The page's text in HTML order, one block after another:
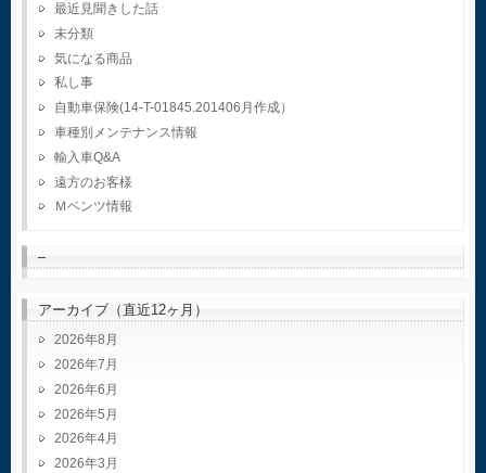
最近見聞きした話
未分類
気になる商品
私し事
自動車保険(14-T-01845.201406月作成）
車種別メンテナンス情報
輸入車Q&A
遠方のお客様
Ｍベンツ情報
–
アーカイブ（直近12ヶ月）
2026年8月
2026年7月
2026年6月
2026年5月
2026年4月
2026年3月